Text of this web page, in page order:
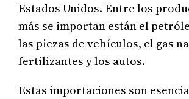
Estados Unidos. Entre los
más se importan están el
las piezas de vehículos, el gas
fertilizantes y los autos.
Estas importaciones son